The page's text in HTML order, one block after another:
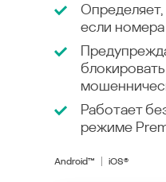
если номера
Работает
режиме
Android™ iOS®